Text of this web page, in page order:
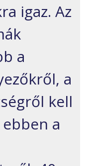
igaz. Az
a
a
kell
a